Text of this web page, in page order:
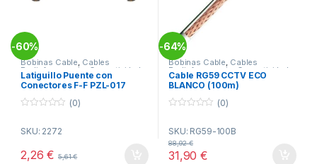
-60%
Bobinas Cable, Cables
Radiofrecuencia , Conectividad
Latiguillo Puente con
Conectores F-F PZL-017
u
f
(0)
SKU: 2272
2,26€ 5,61€
-64%
Bobinas Cable, Cables
Radiofrecuencia,Conectividad
Cable RG59 CCTV ECO
BLANCO (100m)
u
t
o
f
(0)
SKU: RG59-100B
31,90€
88,92€